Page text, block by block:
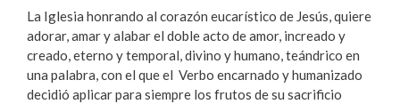
La Iglesia honrando al corazón eucarístico de Jesús, quiere
adorar, amar y alabar el doble acto de amor, increado y
creado, eterno y temporal, divino y humano, teándrico en
una palabra, con el que el Verbo encarnado y humanizado
decidió aplicar para siempre los frutos de su sacrificio